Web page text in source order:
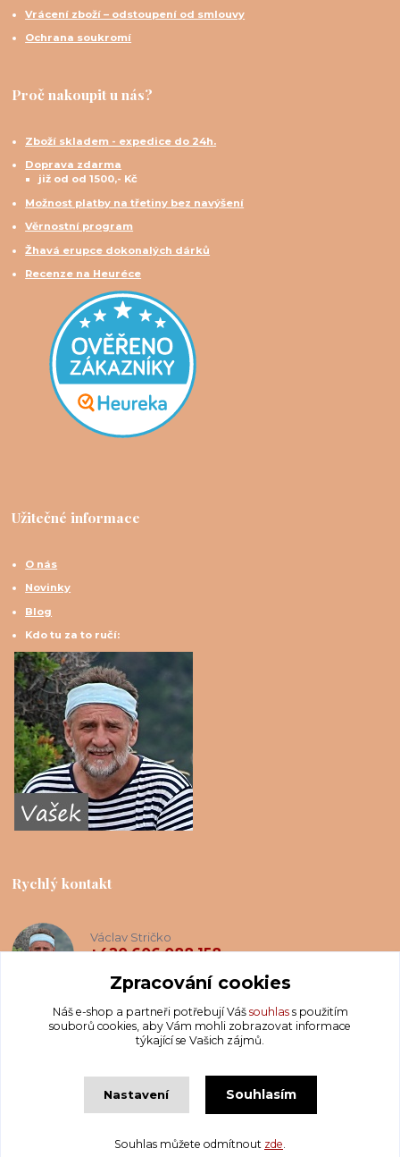
Vrácení zboží – odstoupení od smlouvy
Ochrana soukromí
Proč nakoupit u nás?
Zboží skladem - expedice do 24h.
Doprava zdarma
již od od 1500,- Kč
Možnost platby na třetiny bez navýšení
Věrnostní program
Žhavá erupce dokonalých dárků
Recenze na Heuréce
Užitečné informace
O nás
Novinky
Blog
Kdo tu za to ručí:
Rychlý kontakt
Václav Stričko
+420 606 088 158
info@krakatis.cz
Vytvořeno na
Eshop-rychle.cz
Zpracování cookies
Náš e-shop a partneři potřebují Váš souhlass použitím
souborů cookies, aby Vám mohli zobrazovat informace
týkající se Vašich zájmů.
Nastavení Souhlasím
Souhlas můžete odmítnout zde